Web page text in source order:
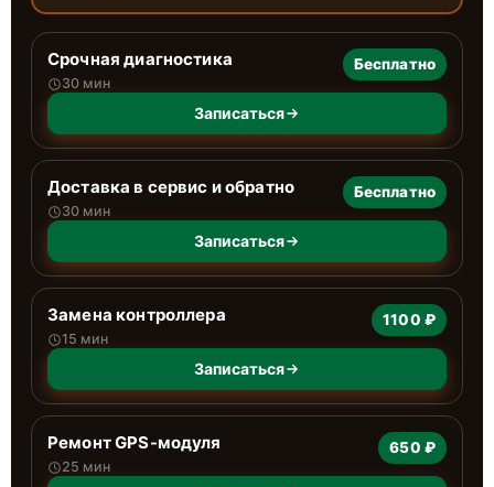
Срочная диагностика
30 мин
Бесплатно
Записаться
Доставка в сервис и обратно
30 мин
Бесплатно
Записаться
Замена контроллера
15 мин
1100 ₽
Записаться
Ремонт GPS-модуля
25 мин
650 ₽